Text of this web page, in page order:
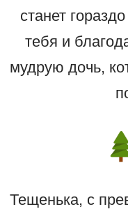
станет
тебя и
мудрую дочь,
Тещенька, с